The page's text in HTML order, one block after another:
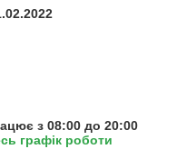
з 08:00 до 20:00
графік роботи